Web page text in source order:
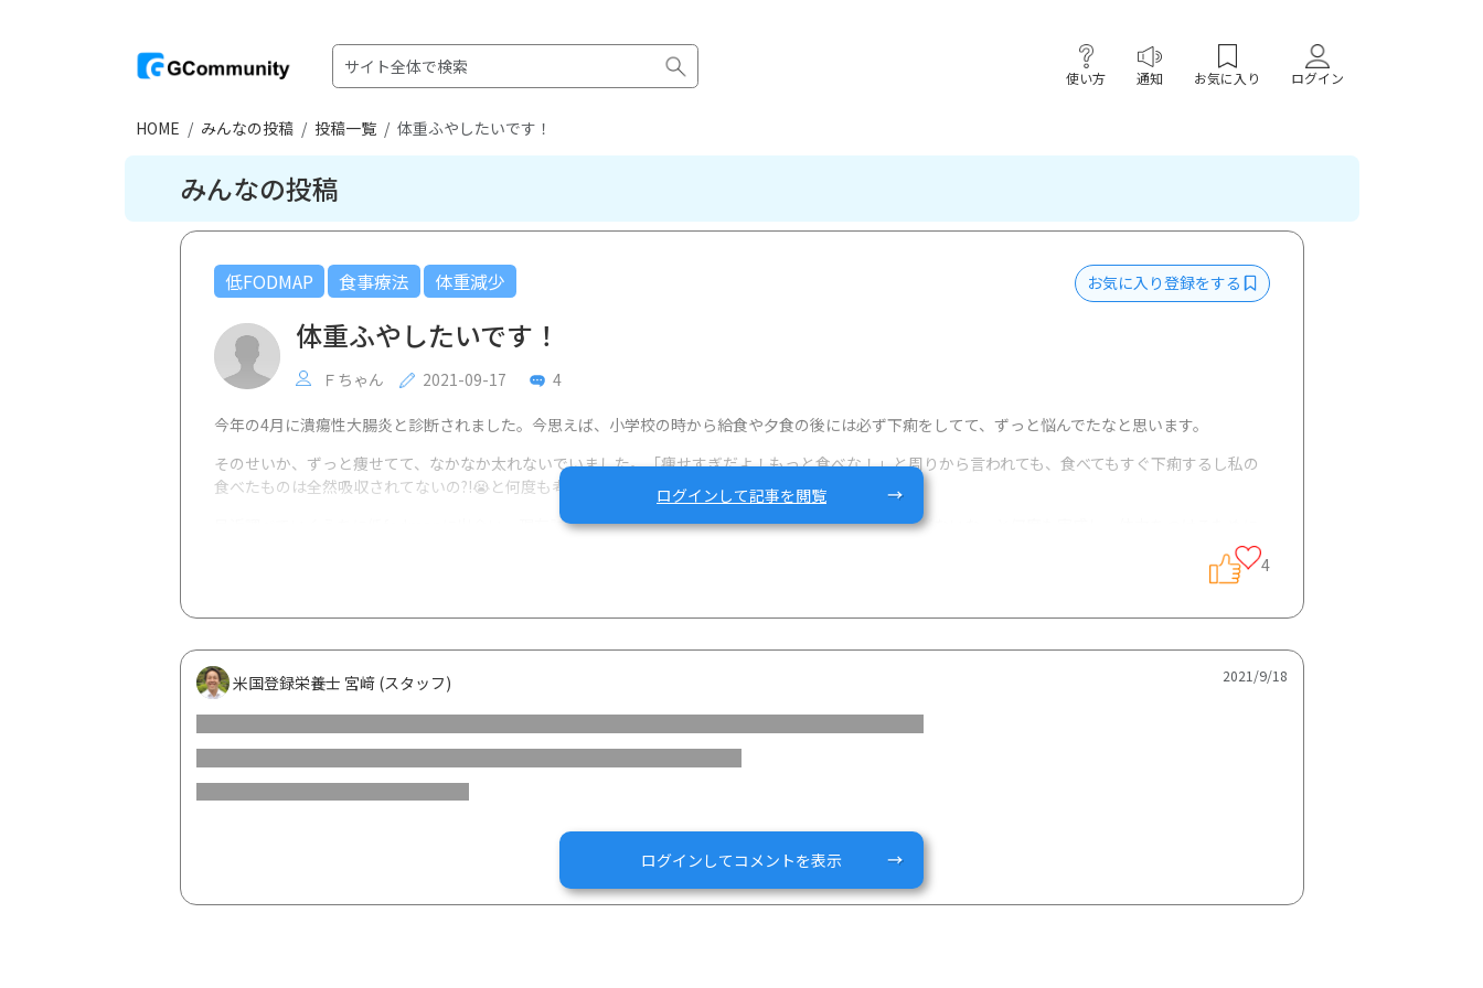
使い方 通知 お気に入り ログイン
HOME みんなの投稿 投稿一覧 体重ふやしたいです！
みんなの投稿
低FODMAP 食事療法 体重減少 お気に入り登録をする
体重ふやしたいです！
Ｆちゃん 2021-09-17 4
今年の4月に潰瘍性大腸炎と診断されました。今思えば、小学校の時から給食や夕食の後には必ず下痢をしてて、ずっと悩んでたなと思います。
そのせいか、ずっと痩せてて、なかなか太れないでいました。「痩せすぎだよ！もっと食べな！」と周りから言われても、食べてもすぐ下痢するし私の
食べたものは全然吸収されてないの?!😭と何度も考えてました。。
最近調べていくうちに低fodmapに出会い、現在試しております。社会人になってから特に自分は体力がないな〜と何度も実感し、体力をつけるために
も体重を増やし、筋肉をつけたいです…！！乳糖不耐性もあるかなと自分で思っているので、乳糖不耐性の人に安心して飲めるプロテインも買いまし
ログインして記事を閲覧
4
米国登録栄養士 宮﨑 (スタッフ) 2021/9/18
ログインしてコメントを表示